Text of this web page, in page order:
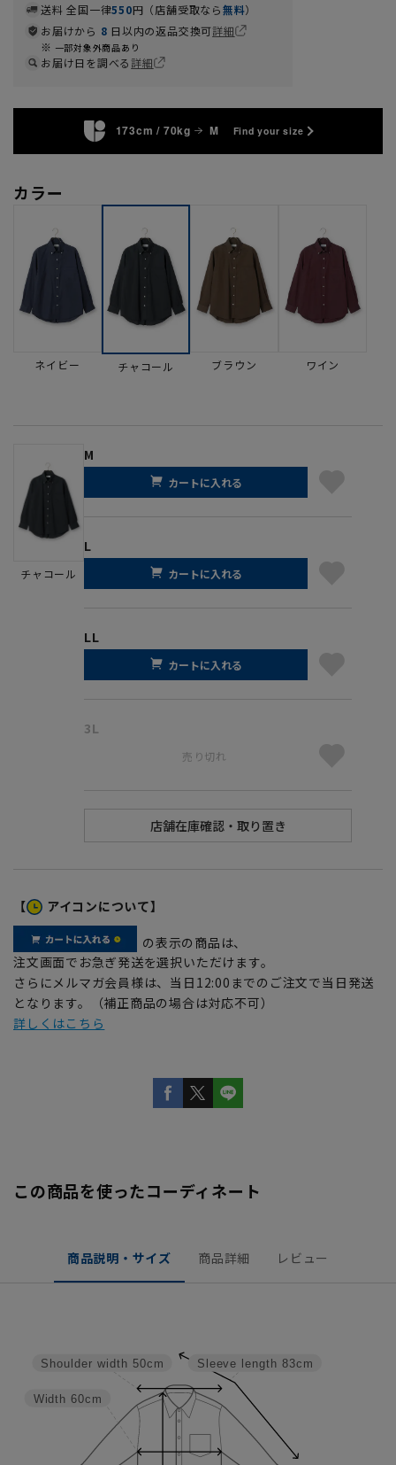
送料 全国一律550円（店舗受取なら無料）
お届けから 8 日以内の返品交換可詳細
一部対象外商品あり
お届け日を調べる詳細
173cm / 70kg M Find your size
カラー
ネイビー チャコール ブラウン ワイン
チャコール
M
カートに入れる
L
カートに入れる
LL
カートに入れる
3L
売り切れ
【 アイコンについて】
の表示の商品は、
注文画面でお急ぎ発送を選択いただけます。
さらにメルマガ会員様は、当日12:00までのご注文で当日発送
となります。（補正商品の場合は対応不可）
詳しくはこちら
この商品を使ったコーディネート
商品説明・サイズ 商品詳細 レビュー
Sleeve length 83cm
Width 60cm
Shoulder width 50cm